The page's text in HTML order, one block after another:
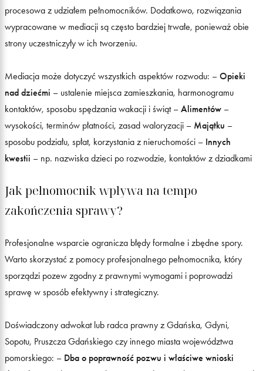
procesowa z udziałem pełnomocników. Dodatkowo, rozwiązania
wypracowane w mediacji są często bardziej trwałe, ponieważ obie
strony uczestniczyły w ich tworzeniu.
Mediacja może dotyczyć wszystkich aspektów rozwodu: – Opieki
nad dziećmi – ustalenie miejsca zamieszkania, harmonogramu
kontaktów, sposobu spędzania wakacji i świąt – Alimentów –
wysokości, terminów płatności, zasad waloryzacji – Majątku –
sposobu podziału, spłat, korzystania z nieruchomości – Innych
kwestii – np. nazwiska dzieci po rozwodzie, kontaktów z dziadkami
Jak pełnomocnik wpływa na tempo
zakończenia sprawy?
Profesjonalne wsparcie ogranicza błędy formalne i zbędne spory.
Warto skorzystać z pomocy profesjonalnego pełnomocnika, który
sporządzi pozew zgodny z prawnymi wymogami i poprowadzi
sprawę w sposób efektywny i strategiczny.
Doświadczony adwokat lub radca prawny z Gdańska, Gdyni,
Sopotu, Pruszcza Gdańskiego czy innego miasta województwa
pomorskiego: – Dba o poprawność pozwu i właściwe wnioski